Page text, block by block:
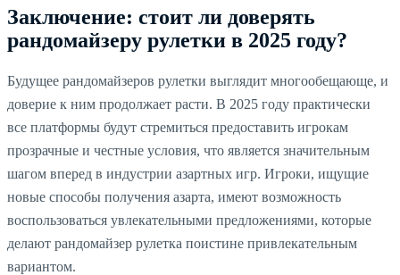
Заключение: стоит ли доверять
рандомайзеру рулетки в 2025 году?
Будущее рандомайзеров рулетки выглядит многообещающе, и
доверие к ним продолжает расти. В 2025 году практически
все платформы будут стремиться предоставить игрокам
прозрачные и честные условия, что является значительным
шагом вперед в индустрии азартных игр. Игроки, ищущие
новые способы получения азарта, имеют возможность
воспользоваться увлекательными предложениями, которые
делают рандомайзер рулетка поистине привлекательным
вариантом.